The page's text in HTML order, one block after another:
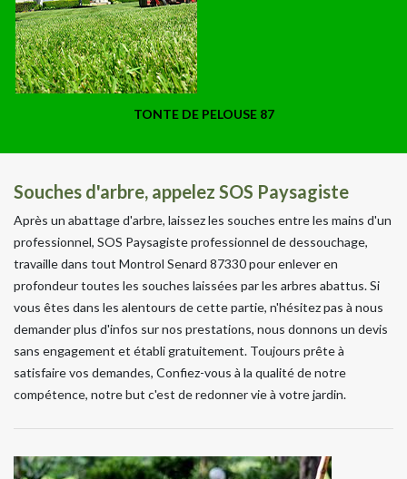
TONTE DE PELOUSE 87
Souches d'arbre, appelez SOS Paysagiste
Après un abattage d'arbre, laissez les souches entre les mains d'un
professionnel, SOS Paysagiste professionnel de dessouchage,
travaille dans tout Montrol Senard 87330 pour enlever en
profondeur toutes les souches laissées par les arbres abattus. Si
vous êtes dans les alentours de cette partie, n'hésitez pas à nous
demander plus d'infos sur nos prestations, nous donnons un devis
sans engagement et établi gratuitement. Toujours prête à
satisfaire vos demandes, Confiez-vous à la qualité de notre
compétence, notre but c'est de redonner vie à votre jardin.